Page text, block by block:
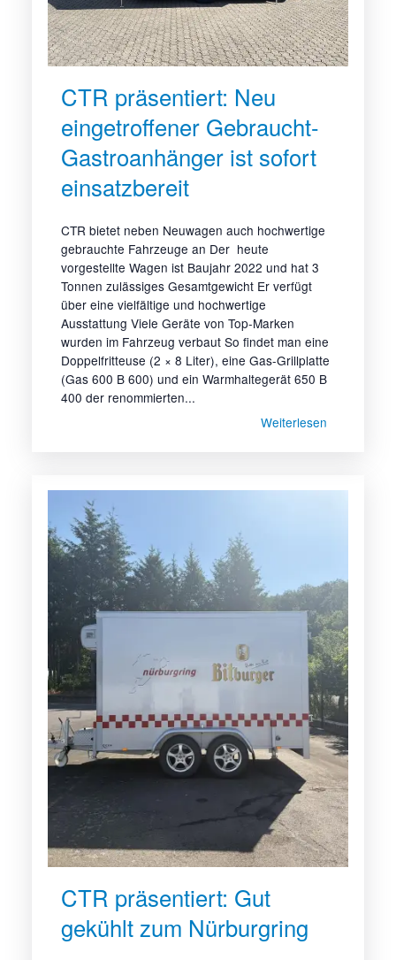
CTR präsentiert: Neu
eingetroffener Gebraucht-
Gastroanhänger ist sofort
einsatzbereit
CTR bietet neben Neuwagen auch hochwertige
gebrauchte Fahrzeuge an Der heute
vorgestellte Wagen ist Baujahr 2022 und hat 3
Tonnen zulässiges Gesamtgewicht Er verfügt
über eine vielfältige und hochwertige
Ausstattung Viele Geräte von Top-Marken
wurden im Fahrzeug verbaut So findet man eine
Doppelfritteuse (2 × 8 Liter), eine Gas-Grillplatte
(Gas 600 B 600) und ein Warmhaltegerät 650 B
400 der renommierten...
Weiterlesen
CTR präsentiert: Gut
gekühlt zum Nürburgring